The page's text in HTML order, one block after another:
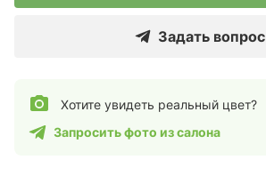
Задать вопрос
Хотите увидеть реальный цвет?
Запросить фото из салона